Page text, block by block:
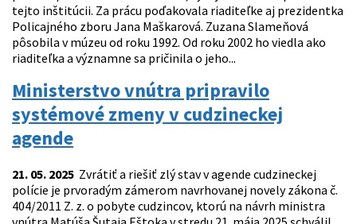
tejto inštitúcii. Za prácu poďakovala riaditeľke aj prezidentka
Policajného zboru Jana Maškarová. Zuzana Slameňová
pôsobila v múzeu od roku 1992. Od roku 2002 ho viedla ako
riaditeľka a významne sa pričinila o jeho...
Ministerstvo vnútra pripravilo
systémové zmeny v cudzineckej
agende
21. 05. 2025 Zvrátiť a riešiť zlý stav v agende cudzineckej
polície je prvoradým zámerom navrhovanej novely zákona č.
404/2011 Z. z. o pobyte cudzincov, ktorú na návrh ministra